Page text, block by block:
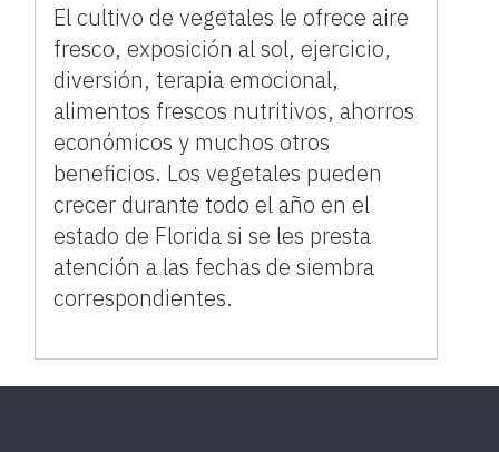
El cultivo de vegetales le ofrece aire
fresco, exposición al sol, ejercicio,
diversión, terapia emocional,
alimentos frescos nutritivos, ahorros
económicos y muchos otros
beneficios. Los vegetales pueden
crecer durante todo el año en el
estado de Florida si se les presta
atención a las fechas de siembra
correspondientes.